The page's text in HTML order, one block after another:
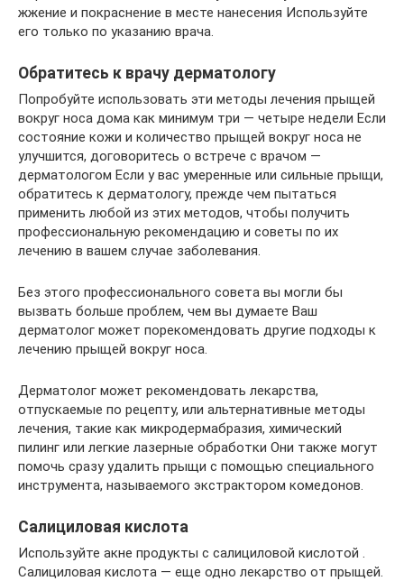
жжение и покраснение в месте нанесения Используйте
его только по указанию врача.
Обратитесь к врачу дерматологу
Попробуйте использовать эти методы лечения прыщей
вокруг носа дома как минимум три — четыре недели Если
состояние кожи и количество прыщей вокруг носа не
улучшится, договоритесь о встрече с врачом —
дерматологом Если у вас умеренные или сильные прыщи,
обратитесь к дерматологу, прежде чем пытаться
применить любой из этих методов, чтобы получить
профессиональную рекомендацию и советы по их
лечению в вашем случае заболевания.
Без этого профессионального совета вы могли бы
вызвать больше проблем, чем вы думаете Ваш
дерматолог может порекомендовать другие подходы к
лечению прыщей вокруг носа.
Дерматолог может рекомендовать лекарства,
отпускаемые по рецепту, или альтернативные методы
лечения, такие как микродермабразия, химический
пилинг или легкие лазерные обработки Они также могут
помочь сразу удалить прыщи с помощью специального
инструмента, называемого экстрактором комедонов.
Салициловая кислота
Используйте акне продукты с салициловой кислотой .
Салициловая кислота — еще одно лекарство от прыщей.